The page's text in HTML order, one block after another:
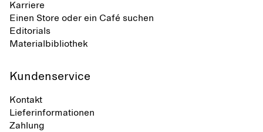
Karriere
Einen Store oder ein Café suchen
Editorials
Materialbibliothek
Kundenservice
Kontakt
Lieferinformationen
Zahlung